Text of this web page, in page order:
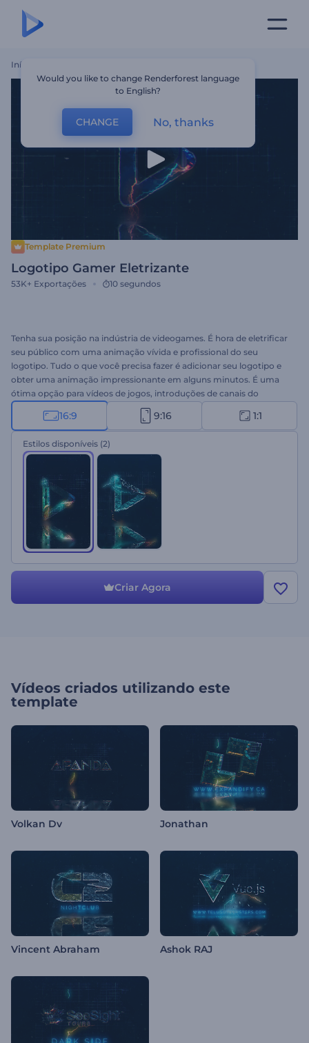
Início
Template Premium
Logotipo Gamer Eletrizante
53K+ Exportações 10 segundos
Tenha sua posição na indústria de videogames. É hora de eletrificar
seu público com uma animação vívida e profissional do seu
logotipo. Tudo o que você precisa fazer é adicionar seu logotipo e
obter uma animação impressionante em alguns minutos. É uma
ótima opção para vídeos de jogos, introduções de canais do
YouTube, trailers, várias introduções e outros e muito mais. Não
hesite em experimentar agora!
16:9 9:16 1:1
Estilos disponíveis (2)
Criar Agora
Vídeos criados utilizando este
template
Volkan Dv Jonathan
Vincent Abraham Ashok RAJ
Would you like to change Renderforest language
to English?
CHANGE No, thanks